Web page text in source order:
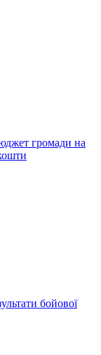
громади на
бойової